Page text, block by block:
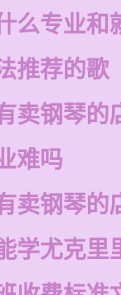
么专业和
推荐的歌
卖钢琴的
难吗
卖钢琴的
学尤克里